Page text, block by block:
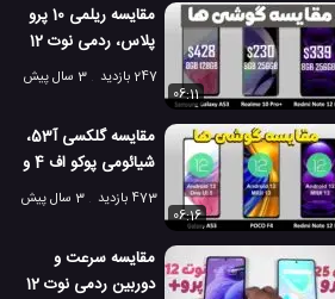
مقایسه ریلمی 10 پرو
پلاس، ردمی نوت 12
پرو پلاس و گلکسی آ
247 بازدید
3 سال پیش
06:11
مقایسه گلکسی آ53،
شیائومی پوکو اف 4 و
ردمی نوت 12 پرو
473 بازدید
3 سال پیش
06:16
مقایسه سرعت و
دوربین ردمی نوت 12